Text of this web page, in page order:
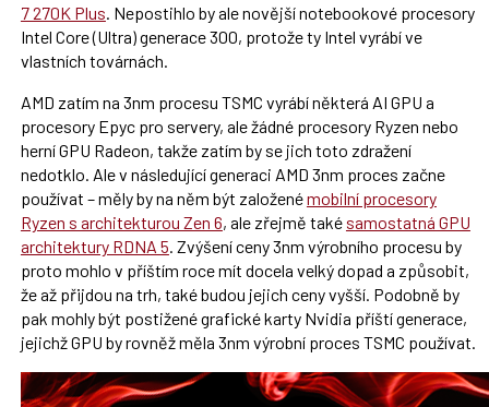
7 270K Plus . Nepostihlo by ale novější notebookové procesory
Intel Core (Ultra) generace 300, protože ty Intel vyrábí ve
vlastních továrnách.
AMD zatím na 3nm procesu TSMC vyrábí některá AI GPU a
procesory Epyc pro servery, ale žádné procesory Ryzen nebo
herní GPU Radeon, takže zatím by se jich toto zdražení
nedotklo. Ale v následující generaci AMD 3nm proces začne
používat – měly by na něm být založenémobilní procesory
Ryzen s architekturou Zen 6, ale zřejmě také samostatná GPU
architektury RDNA 5 . Zvýšení ceny 3nm výrobního procesu by
proto mohlo v příštím roce mít docela velký dopad a způsobit,
že až přijdou na trh, také budou jejich ceny vyšší. Podobně by
pak mohly být postižené grafické karty Nvidia příští generace,
jejichž GPU by rovněž měla 3nm výrobní proces TSMC používat.